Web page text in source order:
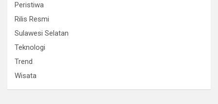
Peristiwa
Rilis Resmi
Sulawesi Selatan
Teknologi
Trend
Wisata